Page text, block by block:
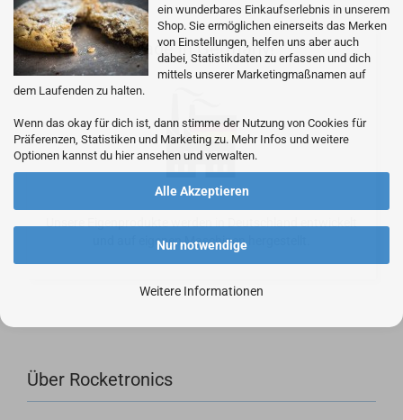
ein wunderbares Einkaufserlebnis in unserem
Shop. Sie ermöglichen einerseits das Merken
von Einstellungen, helfen uns aber auch
dabei, Statistikdaten zu erfassen und dich
mittels unserer Marketingmaßnamen auf
dem Laufenden zu halten.
Wenn das okay für dich ist, dann stimme der Nutzung von Cookies für
Präferenzen, Statistiken und Marketing zu. Mehr Infos und weitere
Optionen kannst du hier ansehen und verwalten.
Alle Akzeptieren
Nur notwendige
Weitere Informationen
Made in Germany!
Unsere Eigenprodukte werden in Deutschland entwickelt
und auf eigenen Maschinen hergestellt.
Über Rocketronics